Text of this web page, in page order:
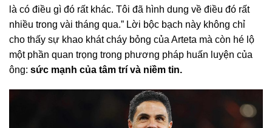
là có điều gì đó rất khác. Tôi đã hình dung về điều đó rất
nhiều trong vài tháng qua.” Lời bộc bạch này không chỉ
cho thấy sự khao khát cháy bỏng của Arteta mà còn hé lộ
một phần quan trọng trong phương pháp huấn luyện của
ông: sức mạnh của tâm trí và niềm tin.